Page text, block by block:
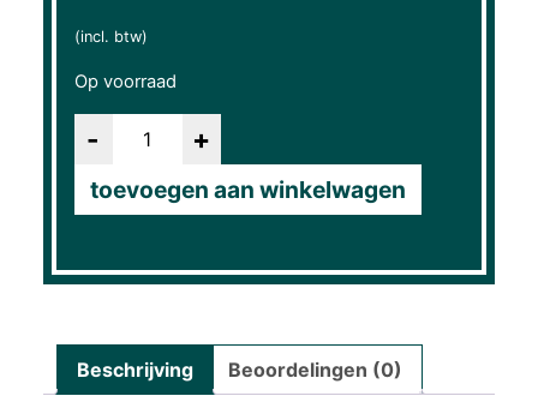
(incl. btw)
Op voorraad
toevoegen aan winkelwagen
Beschrijving Beoordelingen (0)